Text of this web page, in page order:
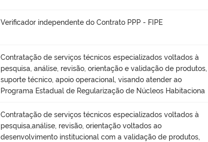
Verificador independente do Contrato PPP - FIPE
Contratação de serviços técnicos especializados voltados à
pesquisa, análise, revisão, orientação e validação de produtos,
suporte técnico, apoio operacional, visando atender ao
Programa Estadual de Regularização de Núcleos Habitaciona
Contratação de serviços técnicos especializados voltados à
pesquisa,análise, revisão, orientação voltados ao
desenvolvimento institucional com a validação de produtos,